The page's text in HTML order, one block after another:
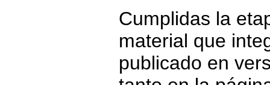
Cumplidas la
material que
publicado en